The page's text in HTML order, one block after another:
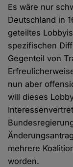
Es wäre nur
Deutschland in
geteiltes
spezifischen
Gegenteil von
nun aber
will dieses
mehrere
worden.